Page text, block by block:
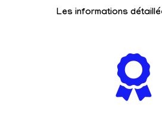
Les informations